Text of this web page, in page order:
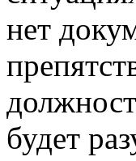
нет
будет